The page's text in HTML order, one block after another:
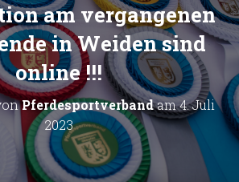
O
N
U
H
N
am vergangenen
in Weiden sind
online !!!
Pferdesportverbandam4. Juli
2023